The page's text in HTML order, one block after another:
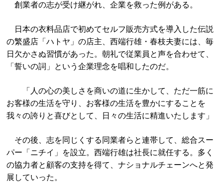
創業者の志が受け継がれ、企業を救った例がある。
日本の衣料品店で初めてセルフ販売方式を導入した伝説
の繁盛店「ハトヤ」の店主、西端行雄・春枝夫妻には、毎
日欠かさぬ習慣があった。朝礼で従業員と声を合わせて、
「誓いの詞」という企業理念を唱和したのだ。
「人の心の美しさを商いの道に生かして、ただ一筋に
お客様の生活を守り、お客様の生活を豊かにすることを
我々の誇りと喜びとして、日々の生活に精進いたします」
その後、志を同じくする同業者らと連帯して、総合スー
パー「ニチイ」を設立。西端行雄は社長に就任する。多く
の協力者と顧客の支持を得て、ナショナルチェーンへと発
展していった。